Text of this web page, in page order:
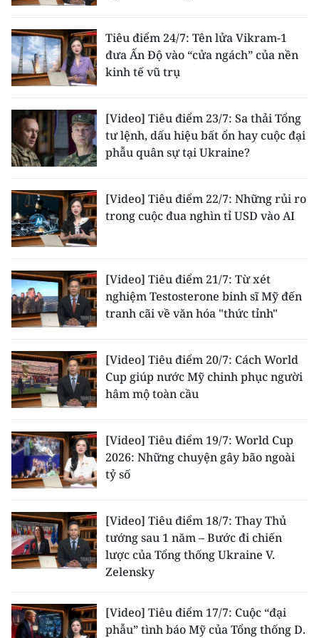
Tiêu điểm 24/7: Tên lửa Vikram-1
đưa Ấn Độ vào “cửa ngách” của nền
kinh tế vũ trụ
[Video] Tiêu điểm 23/7: Sa thải Tổng
tư lệnh, dấu hiệu bất ổn hay cuộc đại
phẫu quân sự tại Ukraine?
[Video] Tiêu điểm 22/7: Những rủi ro
trong cuộc đua nghìn tỉ USD vào AI
[Video] Tiêu điểm 21/7: Từ xét
nghiệm Testosterone binh sĩ Mỹ đến
tranh cãi về văn hóa "thức tỉnh"
[Video] Tiêu điểm 20/7: Cách World
Cup giúp nước Mỹ chinh phục người
hâm mộ toàn cầu
[Video] Tiêu điểm 19/7: World Cup
2026: Những chuyện gây bão ngoài
tỷ số
[Video] Tiêu điểm 18/7: Thay Thủ
tướng sau 1 năm – Bước đi chiến
lược của Tổng thống Ukraine V.
Zelensky
[Video] Tiêu điểm 17/7: Cuộc “đại
phẫu” tình báo Mỹ của Tổng thống D.